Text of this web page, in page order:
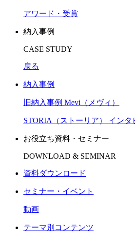
アワード・受賞
納入事例
CASE STUDY
戻る
納入事例
旧納入事例 Mevi（メヴィ）
STORIA（ストーリア） インタ
お役立ち資料・セミナー
DOWNLOAD & SEMINAR
資料ダウンロード
セミナー・イベント
動画
テーマ別コンテンツ